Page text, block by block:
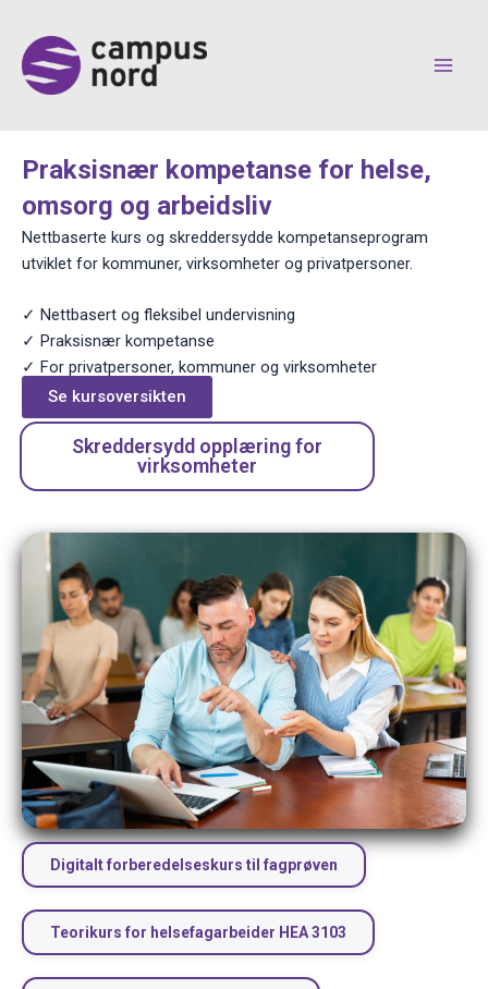
innholdet
Praksisnær kompetanse for helse,
omsorg og arbeidsliv
Nettbaserte kurs og skreddersydde kompetanseprogram
utviklet for kommuner, virksomheter og privatpersoner.
✓ Nettbasert og fleksibel undervisning
✓ Praksisnær kompetanse
✓ For privatpersoner, kommuner og virksomheter
Se kursoversikten
Skreddersydd opplæring for
virksomheter
Digitalt forberedelseskurs til fagprøven
Teorikurs for helsefagarbeider HEA 3103